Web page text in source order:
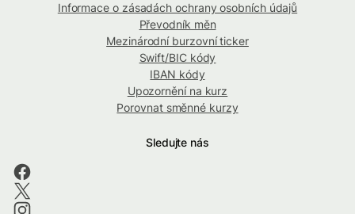
Informace o zásadách ochrany osobních údajů
Převodník měn
Mezinárodní burzovní ticker
Swift/BIC kódy
IBAN kódy
Upozornění na kurz
Porovnat směnné kurzy
Sledujte nás